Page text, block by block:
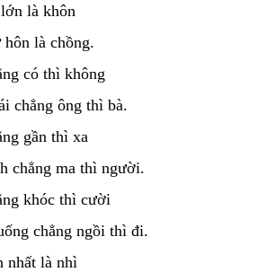
là khôn
là chồng.
có thì không
chẳng ông thì bà.
gần thì xa
chẳng ma thì người.
khóc thì cười
chẳng ngồi thì đi.
nhất là nhì